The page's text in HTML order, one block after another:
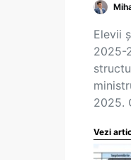
Elevii
2025-
2025.
Vezi